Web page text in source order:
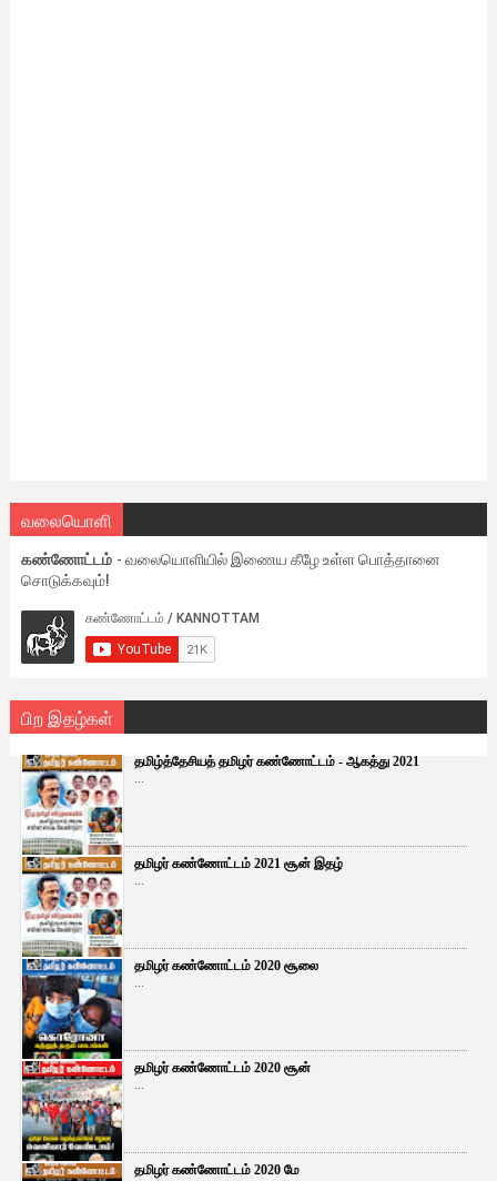
வலையொளி
கண்ணோட்டம் - வலையொளியில் இணைய கீழே உள்ள பொத்தானை
சொடுக்கவும்!
பிற இதழ்கள்
தமிழ்த்தேசியத் தமிழர் கண்ணோட்டம் - ஆகத்து 2021
...
தமிழர் கண்ணோட்டம் 2021 சூன் இதழ்
...
தமிழர் கண்ணோட்டம் 2020 சூலை
...
தமிழர் கண்ணோட்டம் 2020 சூன்
...
தமிழர் கண்ணோட்டம் 2020 மே